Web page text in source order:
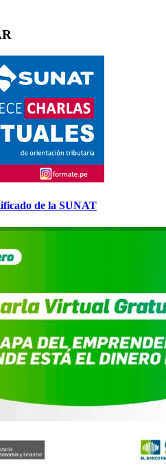
de la SUNAT